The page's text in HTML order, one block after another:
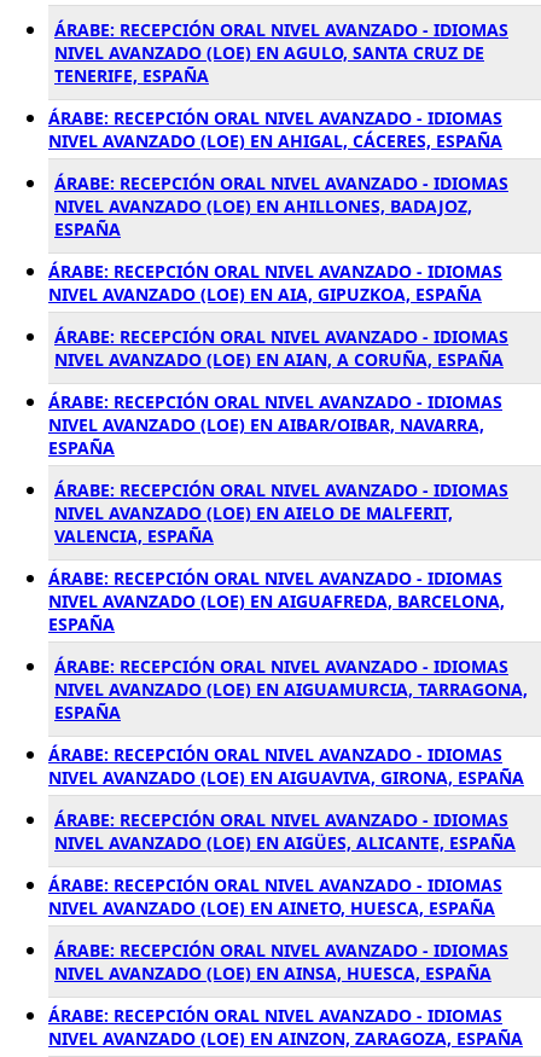
ÁRABE: RECEPCIÓN ORAL NIVEL AVANZADO - IDIOMAS
NIVEL AVANZADO (LOE) EN AGULO, SANTA CRUZ DE
TENERIFE, ESPAÑA
ÁRABE: RECEPCIÓN ORAL NIVEL AVANZADO - IDIOMAS
NIVEL AVANZADO (LOE) EN AHIGAL, CÁCERES, ESPAÑA
ÁRABE: RECEPCIÓN ORAL NIVEL AVANZADO - IDIOMAS
NIVEL AVANZADO (LOE) EN AHILLONES, BADAJOZ,
ESPAÑA
ÁRABE: RECEPCIÓN ORAL NIVEL AVANZADO - IDIOMAS
NIVEL AVANZADO (LOE) EN AIA, GIPUZKOA, ESPAÑA
ÁRABE: RECEPCIÓN ORAL NIVEL AVANZADO - IDIOMAS
NIVEL AVANZADO (LOE) EN AIAN, A CORUÑA, ESPAÑA
ÁRABE: RECEPCIÓN ORAL NIVEL AVANZADO - IDIOMAS
NIVEL AVANZADO (LOE) EN AIBAR/OIBAR, NAVARRA,
ESPAÑA
ÁRABE: RECEPCIÓN ORAL NIVEL AVANZADO - IDIOMAS
NIVEL AVANZADO (LOE) EN AIELO DE MALFERIT,
VALENCIA, ESPAÑA
ÁRABE: RECEPCIÓN ORAL NIVEL AVANZADO - IDIOMAS
NIVEL AVANZADO (LOE) EN AIGUAFREDA, BARCELONA,
ESPAÑA
ÁRABE: RECEPCIÓN ORAL NIVEL AVANZADO - IDIOMAS
NIVEL AVANZADO (LOE) EN AIGUAMURCIA, TARRAGONA,
ESPAÑA
ÁRABE: RECEPCIÓN ORAL NIVEL AVANZADO - IDIOMAS
NIVEL AVANZADO (LOE) EN AIGUAVIVA, GIRONA, ESPAÑA
ÁRABE: RECEPCIÓN ORAL NIVEL AVANZADO - IDIOMAS
NIVEL AVANZADO (LOE) EN AIGÜES, ALICANTE, ESPAÑA
ÁRABE: RECEPCIÓN ORAL NIVEL AVANZADO - IDIOMAS
NIVEL AVANZADO (LOE) EN AINETO, HUESCA, ESPAÑA
ÁRABE: RECEPCIÓN ORAL NIVEL AVANZADO - IDIOMAS
NIVEL AVANZADO (LOE) EN AINSA, HUESCA, ESPAÑA
ÁRABE: RECEPCIÓN ORAL NIVEL AVANZADO - IDIOMAS
NIVEL AVANZADO (LOE) EN AINZON, ZARAGOZA, ESPAÑA